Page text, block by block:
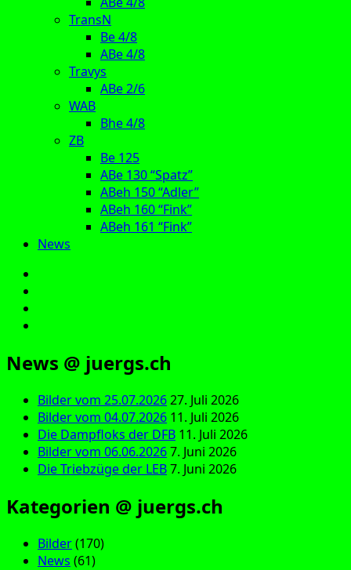
TransN
Be 4/8
ABe 4/8
Travys
ABe 2/6
WAB
Bhe 4/8
ZB
Be 125
ABe 130 “Spatz”
ABeh 150 “Adler”
ABeh 160 “Fink”
ABeh 161 “Fink”
News
News @ juergs.ch
Bilder vom 25.07.202627. Juli 2026
Bilder vom 04.07.2026 11. Juli 2026
Die Dampfloks der DFB 11. Juli 2026
Bilder vom 06.06.20267. Juni 2026
Die Triebzüge der LEB7. Juni 2026
Kategorien @ juergs.ch
Bilder(170)
News (61)